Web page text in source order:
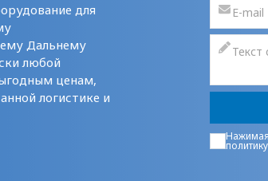
для
Дальнему
любой
ценам,
логистике и